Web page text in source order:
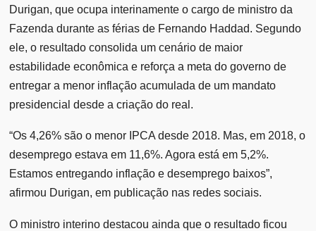
Durigan, que ocupa interinamente o cargo de ministro da
Fazenda durante as férias de Fernando Haddad. Segundo
ele, o resultado consolida um cenário de maior
estabilidade econômica e reforça a meta do governo de
entregar a menor inflação acumulada de um mandato
presidencial desde a criação do real.
“Os 4,26% são o menor IPCA desde 2018. Mas, em 2018, o
desemprego estava em 11,6%. Agora está em 5,2%.
Estamos entregando inflação e desemprego baixos”,
afirmou Durigan, em publicação nas redes sociais.
O ministro interino destacou ainda que o resultado ficou